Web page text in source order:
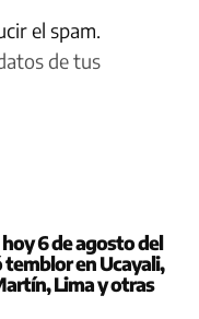
el spam.
de tus
6 de agosto del
en Ucayali,
Lima y otras